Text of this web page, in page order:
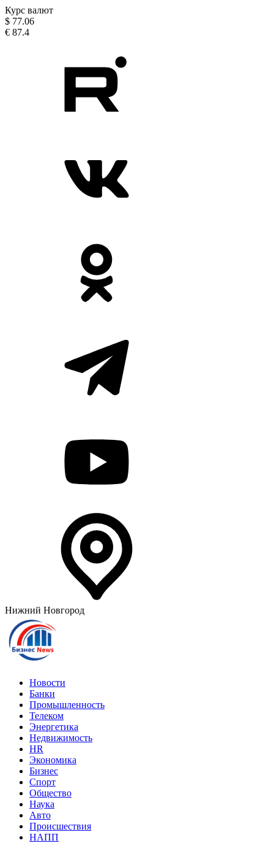
Курс валют
$ 77.06
€ 87.4
Нижний Новгород
Новости
Банки
Промышленность
Телеком
Энергетика
Недвижимость
HR
Экономика
Бизнес
Спорт
Общество
Наука
Авто
Происшествия
НАПП